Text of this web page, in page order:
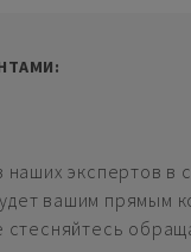
наших экспертов в
вашим прямым